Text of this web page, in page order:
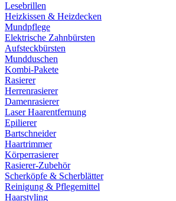
Lesebrillen
Heizkissen & Heizdecken
Mundpflege
Elektrische Zahnbürsten
Aufsteckbürsten
Mundduschen
Kombi-Pakete
Rasierer
Herrenrasierer
Damenrasierer
Laser Haarentfernung
Epilierer
Bartschneider
Haartrimmer
Körperrasierer
Rasierer-Zubehör
Scherköpfe & Scherblätter
Reinigung & Pflegemittel
Haarstyling